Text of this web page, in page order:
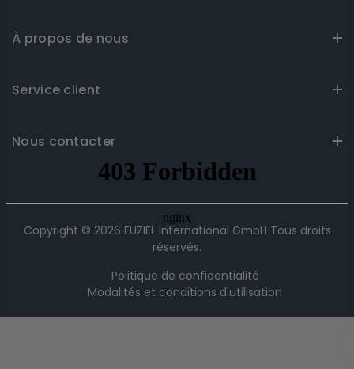
À propos de nous
Service client
Nous contacter
Copyright © 2026 EUZIEL International GmbH Tous droits
réservés.
Politique de confidentialité
Modalités et conditions d'utilisation